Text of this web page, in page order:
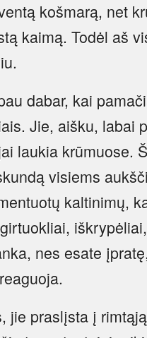
košmarą, net
kaimą. Todėl aš
dabar, kai
Jie, aišku, labai
laukia krūmuose.
visiems
kaltinimų,
nes esate
jie praslįsta į